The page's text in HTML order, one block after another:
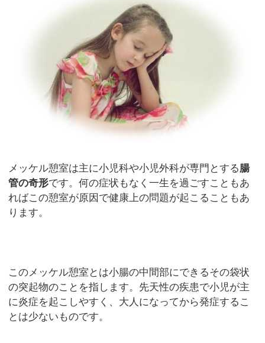
メッケル憩室は主に小児科や小児外科が専門とする腸
管の奇形です。何の症状もなく一生を過ごすこともあ
ればこの憩室が原因で健康上の問題が起こることもあ
ります。
このメッケル憩室とは小腸の中間部にできるその袋状
の突起物のことを指します。先天性の疾患で小児が主
に炎症を起こしやすく、大人になってから発症するこ
とは少ないものです。